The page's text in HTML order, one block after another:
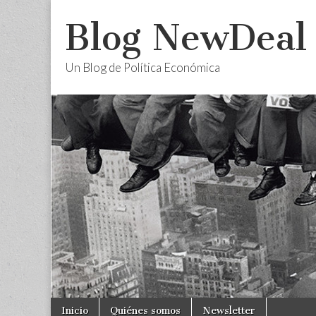
Blog NewDeal
Un Blog de Política Económica
Main
Skip
Inicio Quiénes somos Newsletter